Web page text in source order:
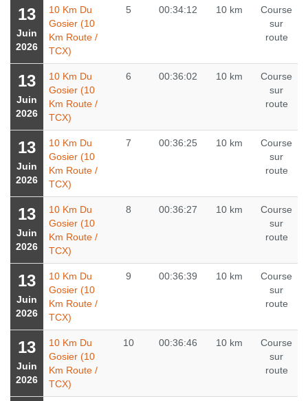
13
Juin
2026
10 Km Du
Gosier (10
Km Route /
TCX)
5 00:34:12 10 km
Course
sur
route
13
Juin
2026
10 Km Du
Gosier (10
Km Route /
TCX)
6 00:36:02 10 km
Course
sur
route
13
Juin
2026
10 Km Du
Gosier (10
Km Route /
TCX)
7 00:36:25 10 km
Course
sur
route
13
Juin
2026
10 Km Du
Gosier (10
Km Route /
TCX)
8 00:36:27 10 km
Course
sur
route
13
Juin
2026
10 Km Du
Gosier (10
Km Route /
TCX)
9 00:36:39 10 km
Course
sur
route
13
Juin
2026
10 Km Du
Gosier (10
Km Route /
TCX)
10 00:36:46 10 km
Course
sur
route